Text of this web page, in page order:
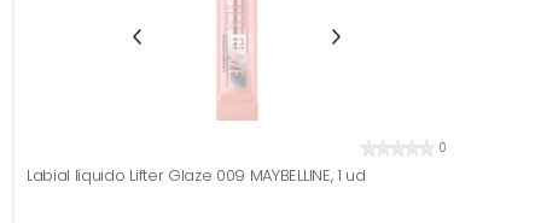
0
Labial líquido Lifter Glaze 009 MAYBELLINE, 1 ud